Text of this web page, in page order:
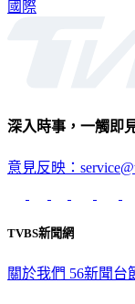
國際
深入時事，一觸即
意見反映：
TVBS新聞網
關於我們 56新聞台